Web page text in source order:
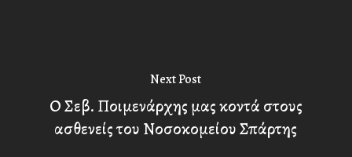
Next Post
Ο Σεβ. Ποιμενάρχης μας κοντά στους
ασθενείς του Νοσοκομείου Σπάρτης